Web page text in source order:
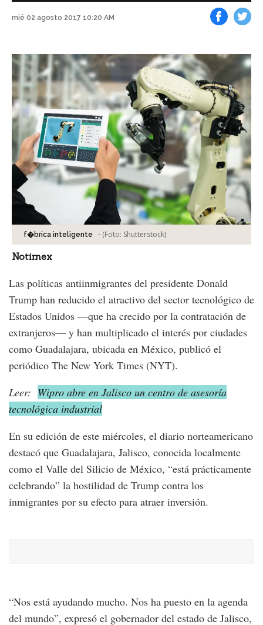
mié 02 agosto 2017 10:20 AM
f�brica inteligente - (Foto: Shutterstock)
Notimex
Las políticas antiinmigrantes del presidente Donald
Trump han reducido el atractivo del sector tecnológico de
Estados Unidos —que ha crecido por la contratación de
extranjeros— y han multiplicado el interés por ciudades
como Guadalajara, ubicada en México, publicó el
periódico The New York Times (NYT).
Leer: Wipro abre en Jalisco un centro de asesoría
tecnológica industrial
En su edición de este miércoles, el diario norteamericano
destacó que Guadalajara, Jalisco, conocida localmente
como el Valle del Silicio de México, “está prácticamente
celebrando” la hostilidad de Trump contra los
inmigrantes por su efecto para atraer inversión.
“Nos está ayudando mucho. Nos ha puesto en la agenda
del mundo”, expresó el gobernador del estado de Jalisco,